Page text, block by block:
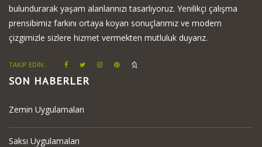
bulundurarak yaşam alanlarınızı tasarlıyoruz. Yenilikçi çalışma
prensibimiz farkını ortaya koyan sonuçlarımız ve modern
çizgimizle sizlere hizmet vermekten mutluluk duyarız.
TAKİP EDİN :
SON HABERLER
Zemin Uygulamaları
Saksı Uygulamaları